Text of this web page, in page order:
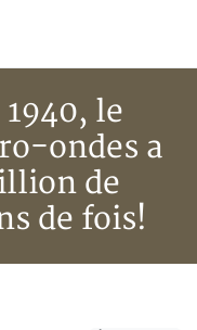
le
ondes a
de
de fois!
1940, le